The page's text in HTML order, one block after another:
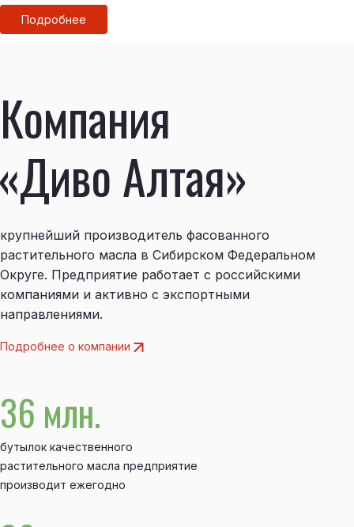
Подробнее
Компания
Алтая»
крупнейший производитель фасованного
растительного масла в Сибирском Федеральном
Округе. Предприятие работает с российскими
компаниями и активно с экспортными
направлениями.
Подробнее о компании
36 млн.
бутылок качественного
растительного масла предприятие
производит ежегодно